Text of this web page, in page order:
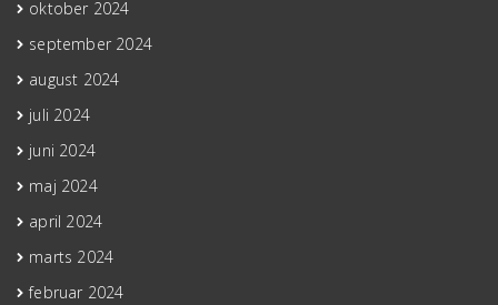
oktober 2024
september 2024
august 2024
juli 2024
juni 2024
maj 2024
april 2024
marts 2024
februar 2024